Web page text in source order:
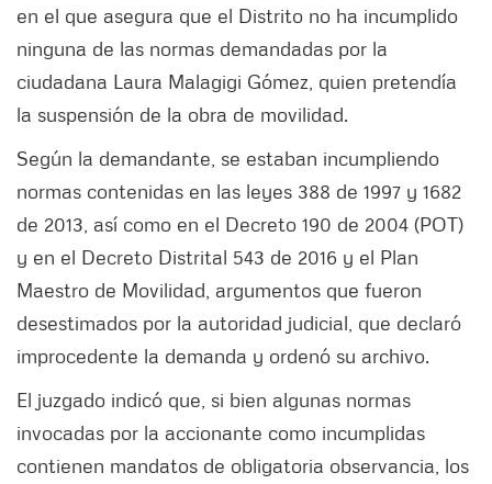
en el que asegura que el Distrito no ha incumplido
ninguna de las normas demandadas por la
ciudadana Laura Malagigi Gómez, quien pretendía
la suspensión de la obra de movilidad.
Según la demandante, se estaban incumpliendo
normas contenidas en las leyes 388 de 1997 y 1682
de 2013, así como en el Decreto 190 de 2004 (POT)
y en el Decreto Distrital 543 de 2016 y el Plan
Maestro de Movilidad, argumentos que fueron
desestimados por la autoridad judicial, que declaró
improcedente la demanda y ordenó su archivo.
El juzgado indicó que, si bien algunas normas
invocadas por la accionante como incumplidas
contienen mandatos de obligatoria observancia, los